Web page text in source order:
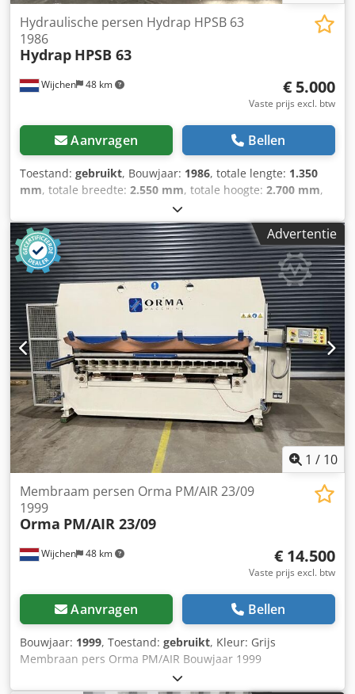
Wijchen 48 km
Hydraulische persen Hydrap HPSB 63
1986
Hydrap HPSB 63
€ 5.000
Vaste prijs excl. btw
Aanvragen Bellen
Toestand: gebruikt, Bouwjaar: 1986, totale lengte: 1.350
mm, totale breedte: 2.550 mm, totale hoogte: 2.700 mm,
Ledig gewicht: 7.000 kg Cedpfjx Ad Hksx Ankjrf - Bouwjaar:
1986 - Documentatie aanwezig: Nee - CE certificaat
aanwezig: Nee - Serienummer: 5499 - Aansturing:
Conventioneel - Model pers: C-Frame pers - Vermogen
[ton]: 63 - Max. slag [mm]: 200 - Tafellengte [mm]: 630 -
Tafelbreedte [mm]: 525 - Ramlengte [mm]: 1100 -
Motorvermogen: 20.0kW - Transportafmetingen: 1350mm x
2550mm x 2700mm (l x b x h) - Transportgewicht [kg]:
7000kg - Transportcolli [st.]: 3 Financiële informatie BTW:
De getoonde prijs is exclusief BTW BTW/marge: BTW
verrekenbaar voor ondernemers Levering en inruil altijd
mogelijk van alles in de industriële sectoren Lukas van
Rossum
Advertentie
1 / 10
Wijchen 48 km
Membraam persen Orma PM/AIR 23/09
1999
Orma PM/AIR 23/09
€ 14.500
Vaste prijs excl. btw
Aanvragen Bellen
Bouwjaar: 1999, Toestand: gebruikt, Kleur: Grijs
Membraan pers Orma PM/AIR Bouwjaar 1999
Serienummer 52850199 Afmetingen 2300*900mm Max